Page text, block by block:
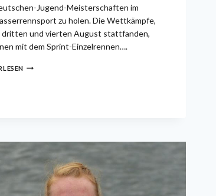
Jugend-Meisterschaften im
zu holen. Die Wettkämpfe,
dritten und vierten August stattfanden,
mit dem Sprint-Einzelrennen….
SVEN